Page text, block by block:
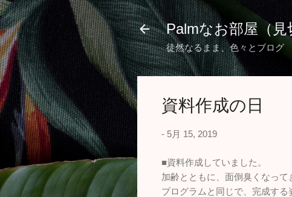
Palmなお部屋（見
徒然なるまま、色々とブログ
資料作成の日
- 5月 15, 2019
■資料作成していました。
加齢とともに、面倒臭くなって
プログラムと同じで、完成する